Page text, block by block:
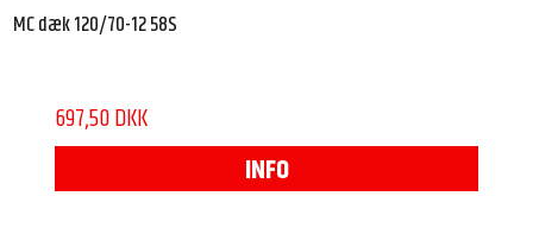
MC dæk 120/70-12 58S
697,50 DKK
INFO